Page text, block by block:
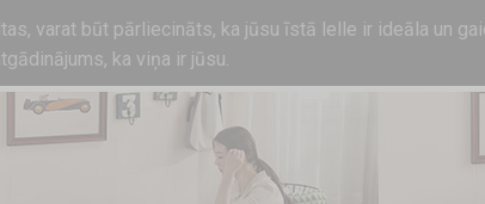
varat būt pārliecināts, ka jūsu īstā lelle ir ideāla un
ka viņa ir jūsu.